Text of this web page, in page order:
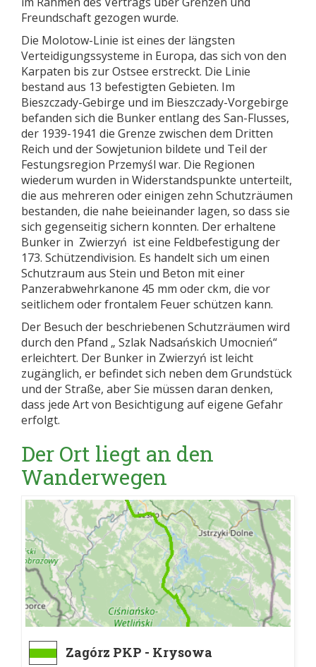
Freundschaft gezogen wurde.
Die Molotow-Linie ist eines der längsten
Verteidigungssysteme in Europa, das sich von den
Karpaten bis zur Ostsee erstreckt. Die Linie
bestand aus 13 befestigten Gebieten. Im
Bieszczady-Gebirge und im Bieszczady-Vorgebirge
befanden sich die Bunker entlang des San-Flusses,
der 1939-1941 die Grenze zwischen dem Dritten
Reich und der Sowjetunion bildete und Teil der
Festungsregion Przemyśl war. Die Regionen
wiederum wurden in Widerstandspunkte unterteilt,
die aus mehreren oder einigen zehn Schutzräumen
bestanden, die nahe beieinander lagen, so dass sie
sich gegenseitig sichern konnten. Der erhaltene
Bunker in Zwierzyń ist eine Feldbefestigung der
173. Schützendivision. Es handelt sich um einen
Schutzraum aus Stein und Beton mit einer
Panzerabwehrkanone 45 mm oder ckm, die vor
seitlichem oder frontalem Feuer schützen kann.
Der Besuch der beschriebenen Schutzräumen wird
durch den Pfand „ Szlak Nadsańskich Umocnień“
erleichtert. Der Bunker in Zwierzyń ist leicht
zugänglich, er befindet sich neben dem Grundstück
und der Straße, aber Sie müssen daran denken,
dass jede Art von Besichtigung auf eigene Gefahr
erfolgt.
Der Ort liegt an den
Wanderwegen
Zagórz PKP - Krysowa